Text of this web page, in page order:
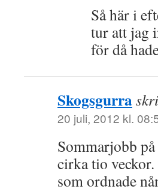
Så här i
tur att jag
för då
Skogsgurra
20 juli, 2012 kl.
Sommarjobb
cirka tio veckor.
som ordnade